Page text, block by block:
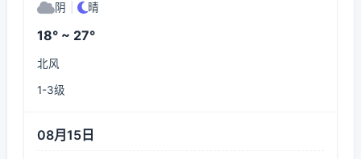
阴 晴
18° ~ 27°
北风
1-3级
08月15日